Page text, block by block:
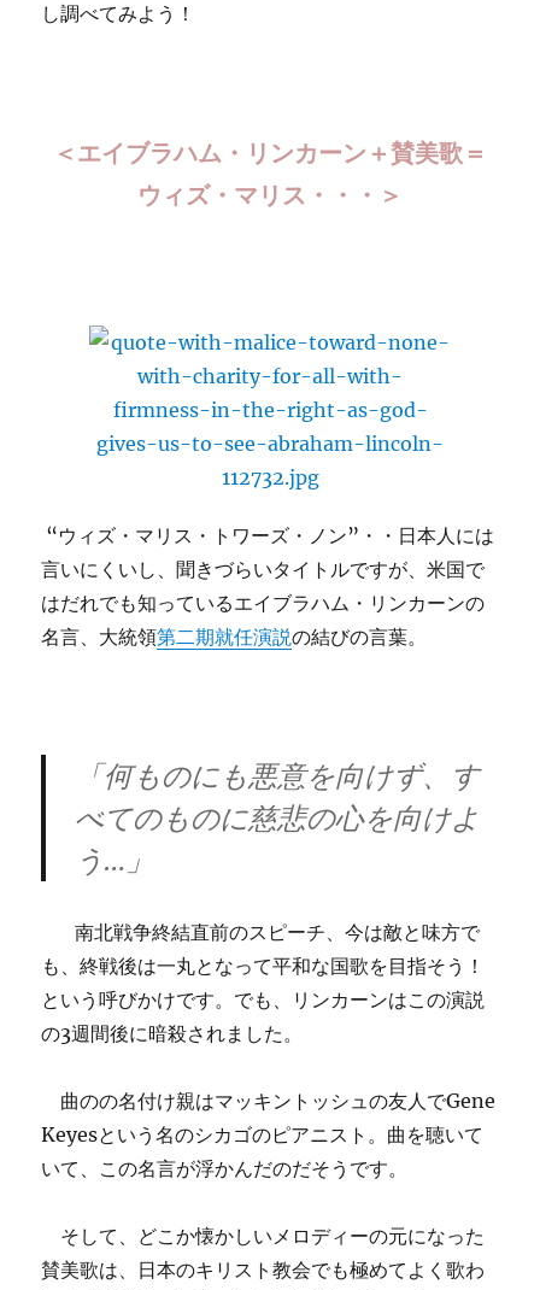
し調べてみよう！
＜エイブラハム・リンカーン＋賛美歌＝
ウィズ・マリス・・・＞
“ウィズ・マリス・トワーズ・ノン”・・日本人には
言いにくいし、聞きづらいタイトルですが、米国で
はだれでも知っているエイブラハム・リンカーンの
名言、大統領第二期就任演説の結びの言葉。
「何ものにも悪意を向けず、す
べてのものに慈悲の心を向けよ
う…」
南北戦争終結直前のスピーチ、今は敵と味方で
も、終戦後は一丸となって平和な国歌を目指そう！
という呼びかけです。でも、リンカーンはこの演説
の3週間後に暗殺されました。
曲のの名付け親はマッキントッシュの友人でGene
Keyesという名のシカゴのピアニスト。曲を聴いて
いて、この名言が浮かんだのだそうです。
そして、どこか懐かしいメロディーの元になった
賛美歌は、日本のキリスト教会でも極めてよく歌わ